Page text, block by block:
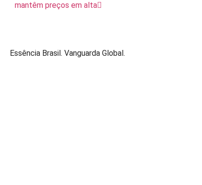
mantêm preços em alta
Essência Brasil. Vanguarda Global.